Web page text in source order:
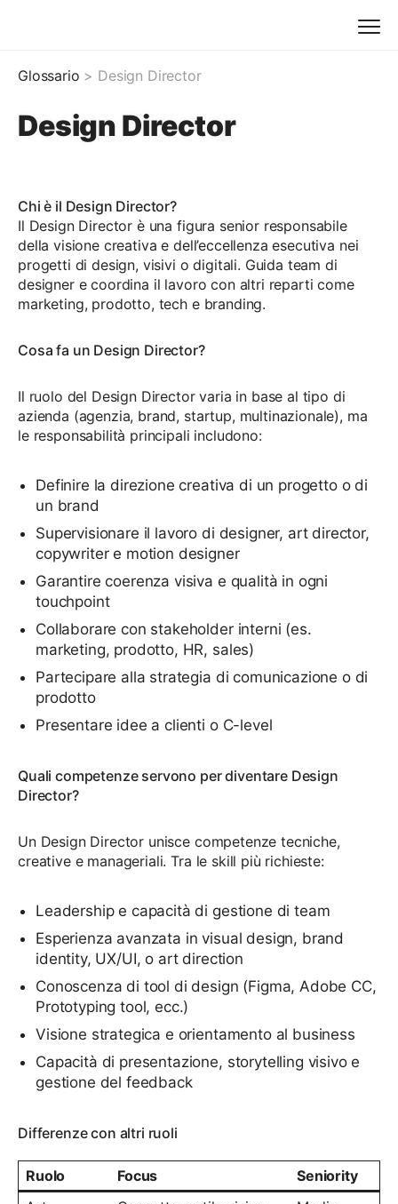
Glossario > Design Director
Design Director
Chi è il Design Director?
Il Design Director è una figura senior responsabile
della visione creativa e dell’eccellenza esecutiva nei
progetti di design, visivi o digitali. Guida team di
designer e coordina il lavoro con altri reparti come
marketing, prodotto, tech e branding.
Cosa fa un Design Director?
Il ruolo del Design Director varia in base al tipo di
azienda (agenzia, brand, startup, multinazionale), ma
le responsabilità principali includono:
Definire la direzione creativa di un progetto o di
un brand
Supervisionare il lavoro di designer, art director,
copywriter e motion designer
Garantire coerenza visiva e qualità in ogni
touchpoint
Collaborare con stakeholder interni (es.
marketing, prodotto, HR, sales)
Partecipare alla strategia di comunicazione o di
prodotto
Presentare idee a clienti o C-level
Quali competenze servono per diventare Design
Director?
Un Design Director unisce competenze tecniche,
creative e manageriali. Tra le skill più richieste:
Leadership e capacità di gestione di team
Esperienza avanzata in visual design, brand
identity, UX/UI, o art direction
Conoscenza di tool di design (Figma, Adobe CC,
Prototyping tool, ecc.)
Visione strategica e orientamento al business
Capacità di presentazione, storytelling visivo e
gestione del feedback
Differenze con altri ruoli
Ruolo Focus
Seniority